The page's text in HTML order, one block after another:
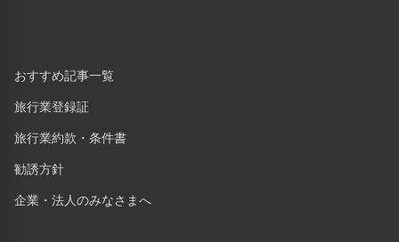
おすすめ記事一覧
旅行業登録証
旅行業約款・条件書
勧誘方針
企業・法人のみなさまへ